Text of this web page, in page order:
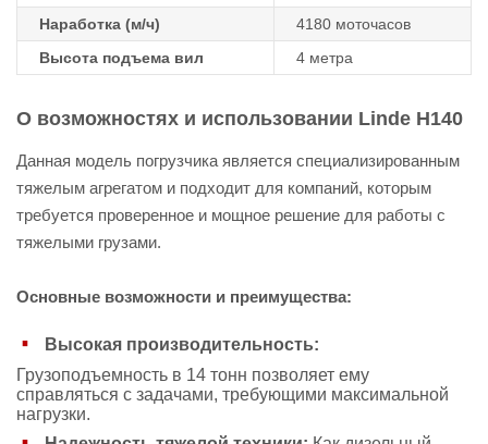
Наработка (м/ч)
4180 моточасов
Высота подъема вил
4 метра
О возможностях и использовании Linde H140
Данная модель погрузчика является специализированным
тяжелым агрегатом и подходит для компаний, которым
требуется проверенное и мощное решение для работы с
тяжелыми грузами.
Основные возможности и преимущества:
Высокая производительность:
Грузоподъемность в 14 тонн позволяет ему
справляться с задачами, требующими максимальной
нагрузки.